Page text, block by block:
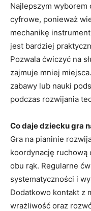
Najlepszym wyborem
cyfrowe, ponieważ
mechanikę
jest bardziej
Pozwala ćwiczyć na
zajmuje mniej
zabawy lub nauki
podczas rozwijania
Co daje dziecku gra
Gra na pianinie
koordynację ruchową
obu rąk. Regularne
systematyczności i
Dodatkowo kontakt z
wrażliwość oraz